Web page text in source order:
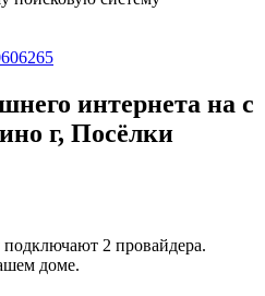
606265
интернета на с
г, Посёлки
2 провайдера.
доме.